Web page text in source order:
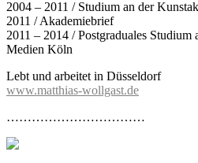
2004 – 2011 / Studium an der
2011 / Akademiebrief
2011 – 2014 / Postgraduales
Medien Köln
Lebt und arbeitet in Düsseldorf
www.matthias-wollgast.de
……………………………